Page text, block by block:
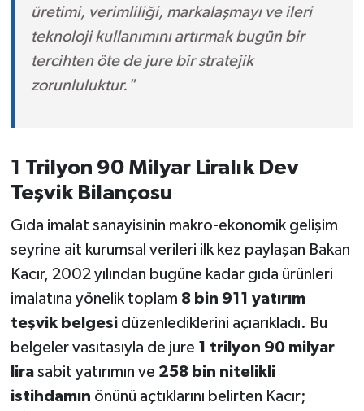
üretimi, verimliliği, markalaşmayı ve ileri
teknoloji kullanımını artırmak bugün bir
tercihten öte de jure bir stratejik
zorunluluktur."
1 Trilyon 90 Milyar Liralık Dev
Teşvik Bilançosu
Gıda imalat sanayisinin makro-ekonomik gelişim
seyrine ait kurumsal verileri ilk kez paylaşan Bakan
Kacır, 2002 yılından bugüne kadar gıda ürünleri
imalatına yönelik toplam 8 bin 911 yatırım
teşvik belgesidüzenlediklerini açıarıkladı. Bu
belgeler vasıtasıyla de jure 1 trilyon 90 milyar
lirasabit yatırımın ve 258 bin nitelikli
istihdamın önünü açtıklarını belirten Kacır;